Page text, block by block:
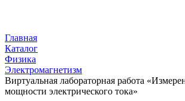
Главная
Каталог
Физика
Электромагнетизм
Виртуальная лабораторная работа
мощности электрического тока»